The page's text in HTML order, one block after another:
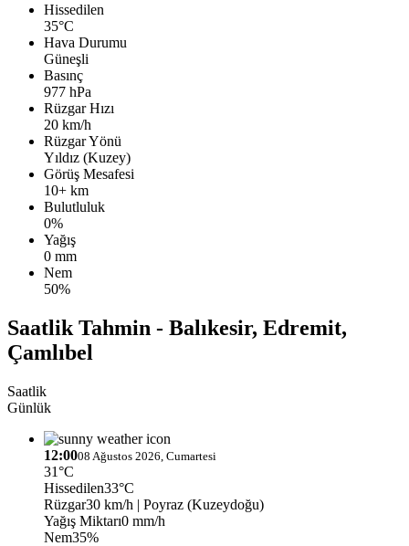
Hissedilen
35°C
Hava Durumu
Güneşli
Basınç
977 hPa
Rüzgar Hızı
20 km/h
Rüzgar Yönü
Yıldız (Kuzey)
Görüş Mesafesi
10+ km
Bulutluluk
0%
Yağış
0 mm
Nem
50%
Saatlik Tahmin - Balıkesir, Edremit,
Çamlıbel
Saatlik
Günlük
12:0008 Ağustos 2026, Cumartesi
31°C
Hissedilen33°C
Rüzgar30 km/h | Poyraz (Kuzeydoğu)
Yağış Miktarı0 mm/h
Nem35%